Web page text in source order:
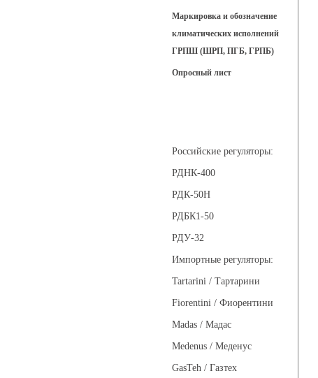
Маркировка и обозначение
климатических исполнений
ГРПШ (ШРП, ПГБ, ГРПБ)
Опросный лист
Российские регуляторы:
РДНК-400
РДК-50Н
РДБК1-50
РДУ-32
Импортные регуляторы:
Tartarini / Тартарини
Fiorentini / Фиорентини
Madas / Мадас
Medenus / Меденус
GasTeh / Газтех